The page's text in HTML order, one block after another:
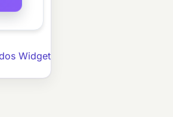
Widget